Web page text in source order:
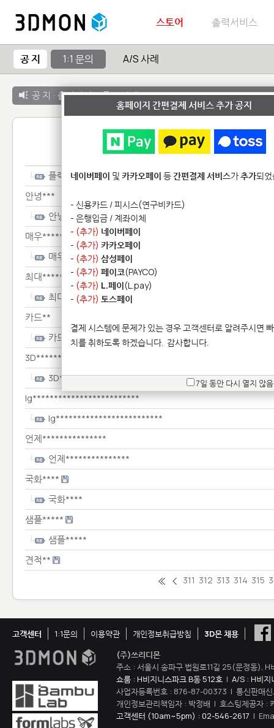
스토어 출력서비스
공 지 1:1 문의 A/S 사례
공 지 : 출력서비스 종료 안내
1:1 문
플렉************
안녕***
안녕***
매우************
매우************
최대************
최대************
카드**
카드**
3D***************
3D***************
lg*************************
lg*************************
언제***************
언제***************
국화****
국화****
샘플*****
샘플*****
견적**
311 312 313 314 315
고객센터 1:1문의 이용약관 개인정보취급방침
3D몬 채용
(주)쓰리디몬
주소 : 서울시 송파구 법원로11길 25(문정동),
쇼룸 : H비지니스파크 B동 512호 | A/S : H비지
사업자등록번호 : 876-87-00373 | 통신판매
개인정보관리책임자 : 박정배 | 호스팅제공자 :
고객센터 (10am~5pm) : 02-546-2617 |
홈페이지 간편결제 서비스 추가 공지
네이버페이 및 카카오페이 등간편결제 서비스가추가되
- 신용카드 / 피시스(연구비카드)
- 은행입금 / 계좌이체
- (추가) 네이버페이
- (추가) 카카오페이
- (추가) 삼성페이
- (추가) 페이코(PAYCO)
- (추가) L.페이(L.pay)
- (추가) 토스페이
결제 시스템에 문제가 있는 경우 고객센터로 알려주시면
치를 취하도록 하겠습니다. 감사합니다.
7일 동안 다시 열지 않음